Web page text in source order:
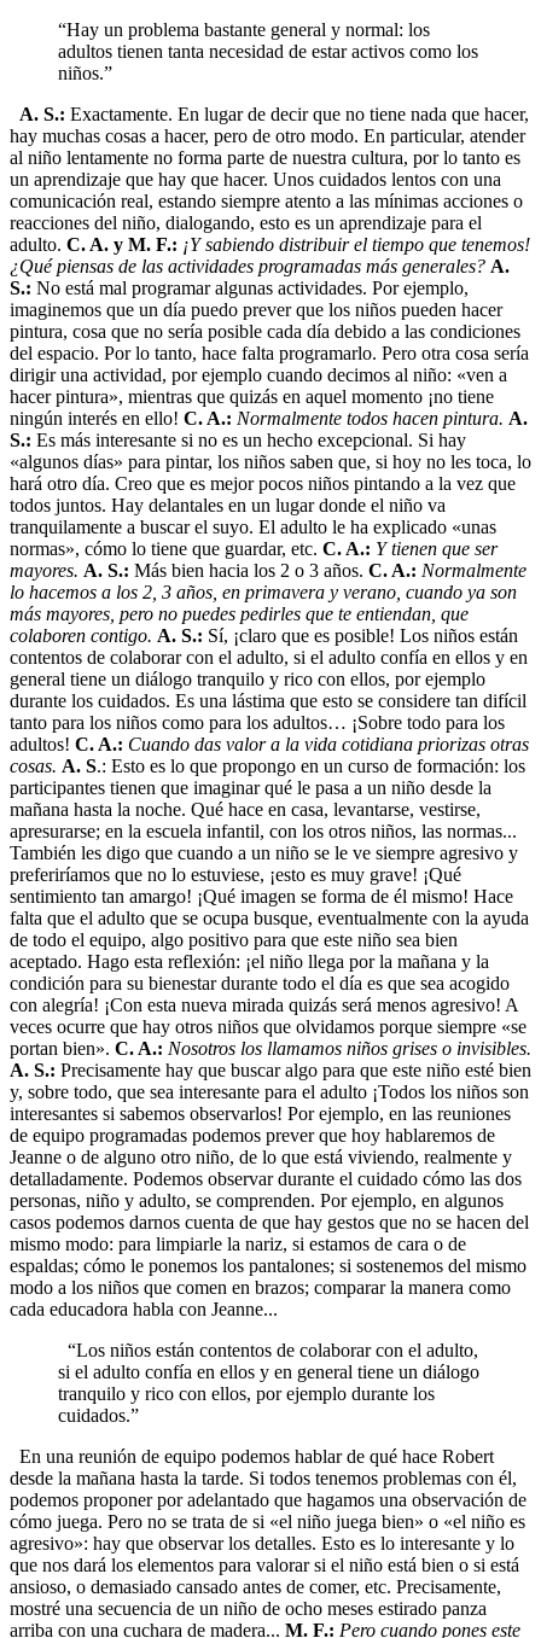
“Hay un problema bastante general y normal: los
adultos tienen tanta necesidad de estar activos como los
niños.”
A. S.: Exactamente. En lugar de decir que no tiene nada que hacer,
hay muchas cosas a hacer, pero de otro modo. En particular, atender
al niño lentamente no forma parte de nuestra cultura, por lo tanto es
un aprendizaje que hay que hacer. Unos cuidados lentos con una
comunicación real, estando siempre atento a las mínimas acciones o
reacciones del niño, dialogando, esto es un aprendizaje para el
adulto. C. A. y M. F.: ¡Y sabiendo distribuir el tiempo que tenemos!
¿Qué piensas de las actividades programadas más generales? A.
S.: No está mal programar algunas actividades. Por ejemplo,
imaginemos que un día puedo prever que los niños pueden hacer
pintura, cosa que no sería posible cada día debido a las condiciones
del espacio. Por lo tanto, hace falta programarlo. Pero otra cosa sería
dirigir una actividad, por ejemplo cuando decimos al niño: «ven a
hacer pintura», mientras que quizás en aquel momento ¡no tiene
ningún interés en ello! C. A.: Normalmente todos hacen pintura. A.
S.: Es más interesante si no es un hecho excepcional. Si hay
«algunos días» para pintar, los niños saben que, si hoy no les toca, lo
hará otro día. Creo que es mejor pocos niños pintando a la vez que
todos juntos. Hay delantales en un lugar donde el niño va
tranquilamente a buscar el suyo. El adulto le ha explicado «unas
normas», cómo lo tiene que guardar, etc. C. A.: Y tienen que ser
mayores. A. S.: Más bien hacia los 2 o 3 años. C. A.: Normalmente
lo hacemos a los 2, 3 años, en primavera y verano, cuando ya son
más mayores, pero no puedes pedirles que te entiendan, que
colaboren contigo. A. S.: Sí, ¡claro que es posible! Los niños están
contentos de colaborar con el adulto, si el adulto confía en ellos y en
general tiene un diálogo tranquilo y rico con ellos, por ejemplo
durante los cuidados. Es una lástima que esto se considere tan difícil
tanto para los niños como para los adultos… ¡Sobre todo para los
adultos! C. A.: Cuando das valor a la vida cotidiana priorizas otras
cosas. A. S.: Esto es lo que propongo en un curso de formación: los
participantes tienen que imaginar qué le pasa a un niño desde la
mañana hasta la noche. Qué hace en casa, levantarse, vestirse,
apresurarse; en la escuela infantil, con los otros niños, las normas...
También les digo que cuando a un niño se le ve siempre agresivo y
preferiríamos que no lo estuviese, ¡esto es muy grave! ¡Qué
sentimiento tan amargo! ¡Qué imagen se forma de él mismo! Hace
falta que el adulto que se ocupa busque, eventualmente con la ayuda
de todo el equipo, algo positivo para que este niño sea bien
aceptado. Hago esta reflexión: ¡el niño llega por la mañana y la
condición para su bienestar durante todo el día es que sea acogido
con alegría! ¡Con esta nueva mirada quizás será menos agresivo! A
veces ocurre que hay otros niños que olvidamos porque siempre «se
portan bien». C. A.: Nosotros los llamamos niños grises o invisibles.
A. S.: Precisamente hay que buscar algo para que este niño esté bien
y, sobre todo, que sea interesante para el adulto ¡Todos los niños son
interesantes si sabemos observarlos! Por ejemplo, en las reuniones
de equipo programadas podemos prever que hoy hablaremos de
Jeanne o de alguno otro niño, de lo que está viviendo, realmente y
detalladamente. Podemos observar durante el cuidado cómo las dos
personas, niño y adulto, se comprenden. Por ejemplo, en algunos
casos podemos darnos cuenta de que hay gestos que no se hacen del
mismo modo: para limpiarle la nariz, si estamos de cara o de
espaldas; cómo le ponemos los pantalones; si sostenemos del mismo
modo a los niños que comen en brazos; comparar la manera como
cada educadora habla con Jeanne...
“Los niños están contentos de colaborar con el adulto,
si el adulto confía en ellos y en general tiene un diálogo
tranquilo y rico con ellos, por ejemplo durante los
cuidados.”
En una reunión de equipo podemos hablar de qué hace Robert
desde la mañana hasta la tarde. Si todos tenemos problemas con él,
podemos proponer por adelantado que hagamos una observación de
cómo juega. Pero no se trata de si «el niño juega bien» o «el niño es
agresivo»: hay que observar los detalles. Esto es lo interesante y lo
que nos dará los elementos para valorar si el niño está bien o si está
ansioso, o demasiado cansado antes de comer, etc. Precisamente,
mostré una secuencia de un niño de ocho meses estirado panza
arriba con una cuchara de madera... M. F.: Pero cuando pones este